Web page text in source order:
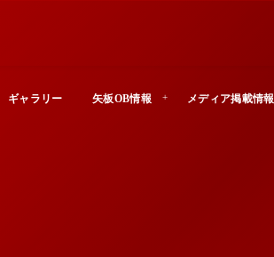
ギャラリー 矢板OB情報 メディア掲載情報